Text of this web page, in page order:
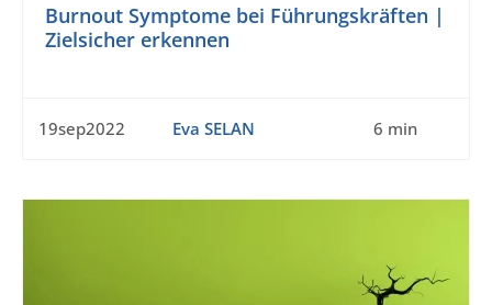
Burnout Symptome bei Führungskräften |
Zielsicher erkennen
19sep2022 Eva SELAN 6 min